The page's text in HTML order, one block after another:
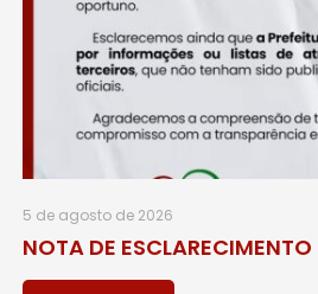
5 de agosto de 2026
NOTA DE ESCLARECIMENTO